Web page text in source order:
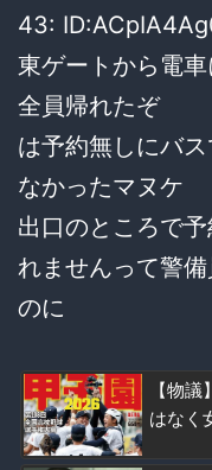
43:
東ゲートから電
全員帰れたぞ
は予約無しにバ
なかったマヌケ
出口のところで
れませんって警
のに
【物
はなく